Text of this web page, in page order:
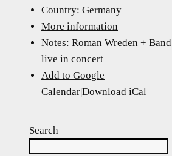
Country: Germany
More information
Notes: Roman Wreden + Band
live in concert
Add to Google
Calendar|Download iCal
Search